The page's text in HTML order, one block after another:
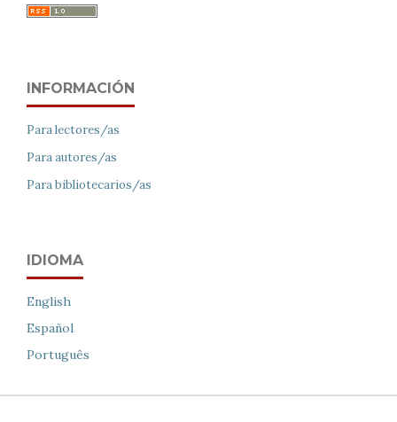
INFORMACIÓN
Para lectores/as
Para autores/as
Para bibliotecarios/as
IDIOMA
English
Español
Português